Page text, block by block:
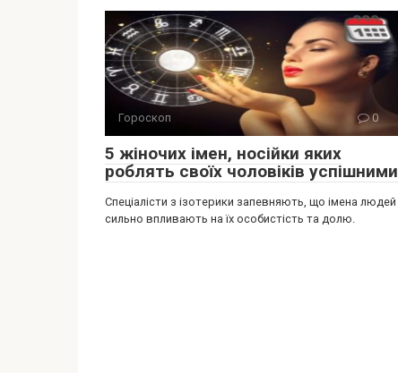
Гороскоп 0
5 жіночих імен, носійки яких
роблять своїх чоловіків успішними
Спеціалісти з ізотерики запевняють, що імена людей
сильно впливають на їх особистість та долю.